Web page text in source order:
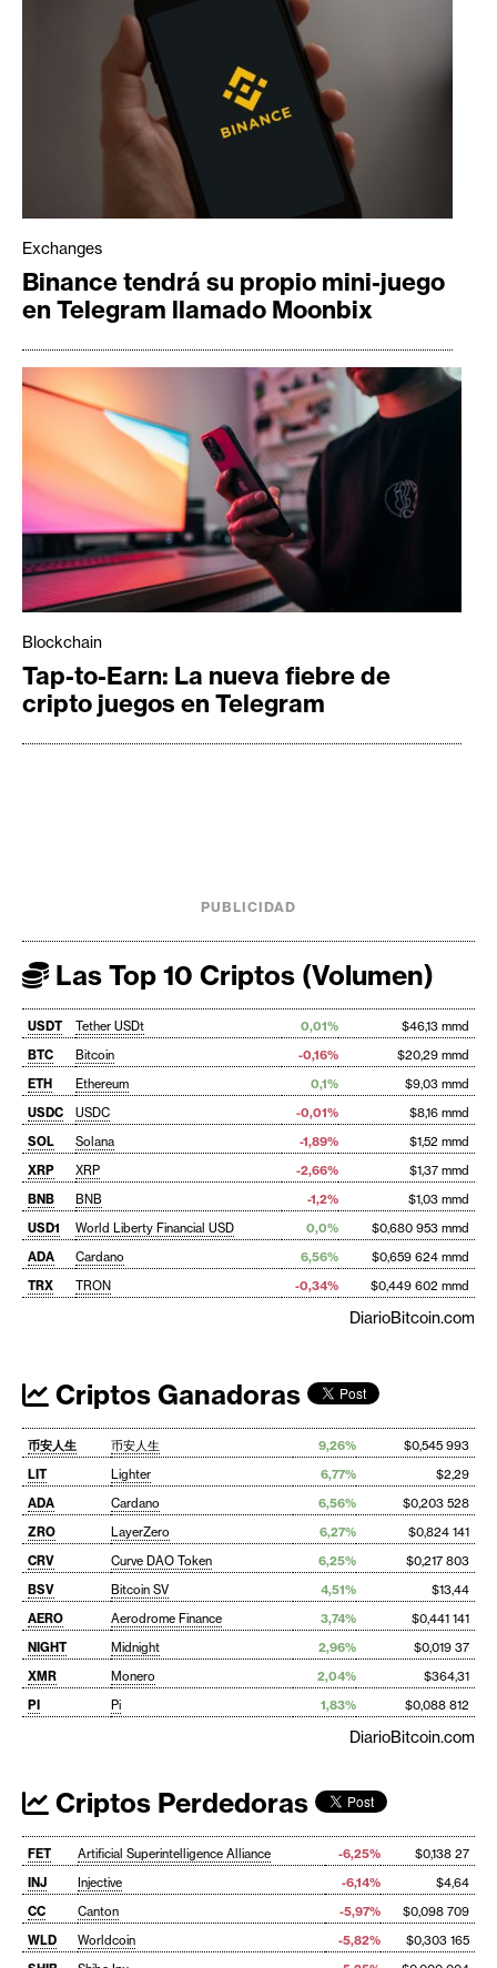
Exchanges
Binance tendrá su propio mini-juego
en Telegram llamado Moonbix
Blockchain
Tap-to-Earn: La nueva fiebre de
cripto juegos en Telegram
PUBLICIDAD
Las Top 10 Criptos (Volumen)
USDT Tether USDt 0,01%
$46,13 mmd
BTC
Bitcoin -0,16%
$20,29 mmd
ETH
Ethereum 0,1%
$9,03 mmd
USDC
USDC -0,01%
$8,16 mmd
SOL
Solana -1,89%
$1,52 mmd
XRP
XRP -2,66%
$1,37 mmd
BNB
BNB -1,2%
$1,03 mmd
USD1
World Liberty Financial USD 0,0%
$0,680 953 mmd
ADA
Cardano 6,56%
$0,659 624 mmd
TRX
TRON -0,34% $0,449 602 mmd
DiarioBitcoin.com
Criptos Ganadoras
币安人生 币安人生 9,26%
$0,545 993
LIT
Lighter 6,77%
$2,29
ADA
Cardano 6,56%
$0,203 528
ZRO
LayerZero 6,27%
$0,824 141
CRV
Curve DAO Token 6,25%
$0,217 803
BSV
Bitcoin SV 4,51%
$13,44
AERO
Aerodrome Finance 3,74%
$0,441 141
NIGHT
Midnight 2,96%
$0,019 37
XMR
Monero 2,04%
$364,31
PI
Pi 1,83% $0,088 812
DiarioBitcoin.com
Criptos Perdedoras
FET Artificial Superintelligence Alliance -6,25%
$0,138 27
INJ
Injective -6,14%
$4,64
CC
Canton -5,97%
$0,098 709
WLD
Worldcoin -5,82%
$0,303 165